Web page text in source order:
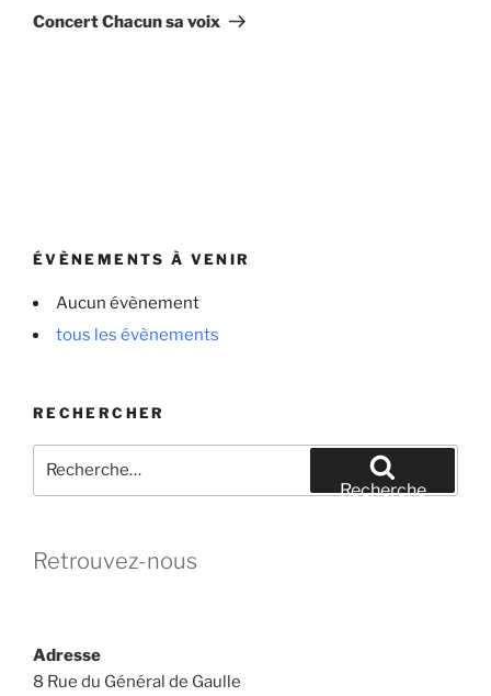
suivant
Concert Chacun sa voix
ÉVÈNEMENTS À VENIR
Aucun évènement
tous les évènements
RECHERCHER
pour
Recherche
Retrouvez-nous
Adresse
8 Rue du Général de Gaulle